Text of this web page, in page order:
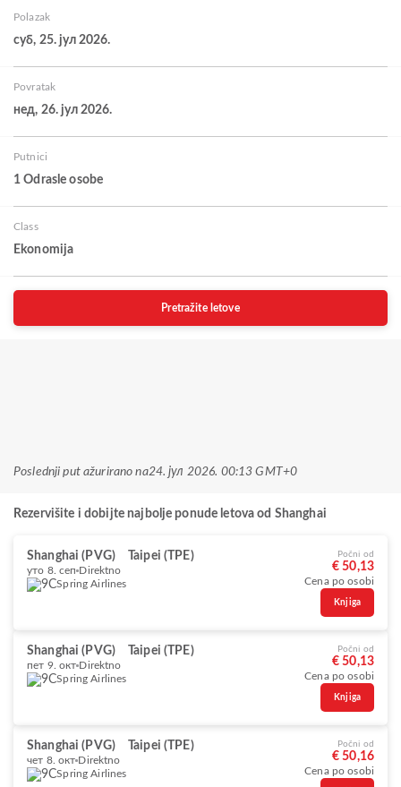
Polazak
суб, 25. јул 2026.
Povratak
нед, 26. јул 2026.
Putnici
1 Odrasle osobe
Class
Ekonomija
Pretražite letove
Poslednji put ažurirano na24. јул 2026. 00:13 GMT+0
Rezervišite i dobijte najbolje ponude letova od Shanghai
Shanghai (PVG) Taipei (TPE)
уто 8. сеп Direktno
Spring Airlines
Počni od
€ 50,13
Cena po osobi
Knjiga
Shanghai (PVG) Taipei (TPE)
пет 9. окт Direktno
Spring Airlines
Počni od
€ 50,13
Cena po osobi
Knjiga
Shanghai (PVG) Taipei (TPE)
чет 8. окт Direktno
Spring Airlines
Počni od
€ 50,16
Cena po osobi